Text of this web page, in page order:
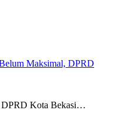
Maksimal, DPRD
DPRD Kota Bekasi…